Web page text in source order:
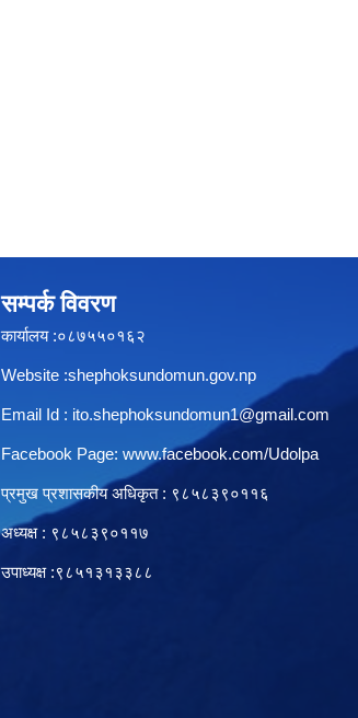
सम्पर्क विवरण
कार्यालय :०८७५५०१६२
Website :shephoksundomun.gov.np
Email Id : ito.shephoksundomun1@gmail.com
Facebook Page: www.facebook.com/Udolpa
प्रमुख प्रशासकीय अधिकृत : ९८५८३९०११६‍
अध्यक्ष : ९८५८३९०११७
उपाध्यक्ष :९८५१३१३३८८